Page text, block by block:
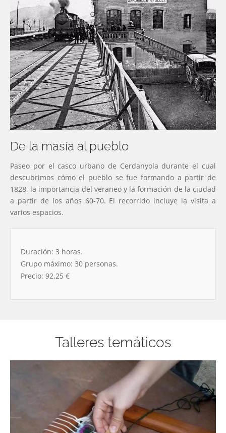
De la masía al pueblo
Paseo por el casco urbano de Cerdanyola durante el cual
descubrimos cómo el pueblo se fue formando a partir de
1828, la importancia del veraneo y la formación de la ciudad
a partir de los años 60-70. El recorrido incluye la visita a
varios espacios.
Duración: 3 horas.
Grupo máximo: 30 personas.
Precio: 92,25 €
Talleres temáticos